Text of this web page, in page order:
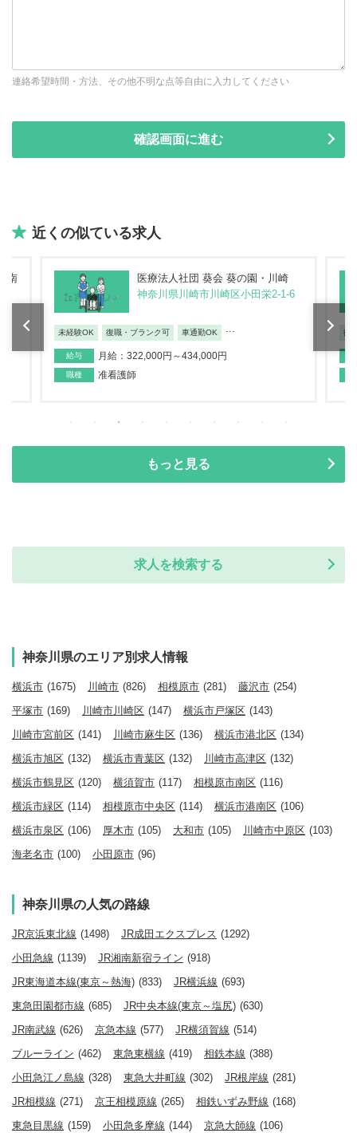
連絡希望時間・方法、その他不明な点等自由に入力してください
近くの似ている求人
南
医療法人社団 葵会 葵の園・川崎
神奈川県川崎市川崎区小田栄2-1-6
未経験OK 復職・ブランク可 車通勤OK
給与 月給：322,000円～434,000円
職種 准看護師
復
もっと見る
求人を検索する
神奈川県のエリア別求人情報
横浜市 (1675) 川崎市 (826) 相模原市 (281) 藤沢市 (254)
平塚市 (169) 川崎市川崎区 (147) 横浜市戸塚区 (143)
川崎市宮前区 (141) 川崎市麻生区 (136) 横浜市港北区 (134)
横浜市旭区 (132) 横浜市青葉区 (132) 川崎市高津区 (132)
横浜市鶴見区 (120) 横須賀市 (117) 相模原市南区 (116)
横浜市緑区 (114) 相模原市中央区 (114) 横浜市港南区 (106)
横浜市泉区 (106) 厚木市 (105) 大和市 (105) 川崎市中原区 (103)
海老名市 (100) 小田原市 (96)
神奈川県の人気の路線
JR京浜東北線 (1498) JR成田エクスプレス (1292)
小田急線 (1139) JR湘南新宿ライン (918)
JR東海道本線(東京～熱海) (833) JR横浜線 (693)
東急田園都市線 (685) JR中央本線(東京～塩尻) (630)
JR南武線 (626) 京急本線 (577) JR横須賀線 (514)
ブルーライン (462) 東急東横線 (419) 相鉄本線 (388)
小田急江ノ島線 (328) 東急大井町線 (302) JR根岸線 (281)
JR相模線 (271) 京王相模原線 (265) 相鉄いずみ野線 (168)
東急目黒線 (159) 小田急多摩線 (144) 京急大師線 (106)